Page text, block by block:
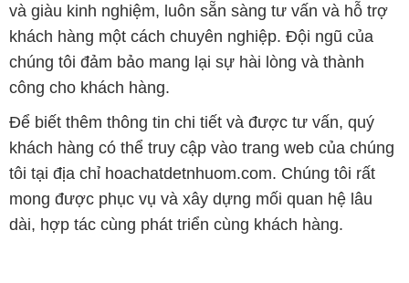
và giàu kinh nghiệm, luôn sẵn sàng tư vấn và hỗ trợ
khách hàng một cách chuyên nghiệp. Đội ngũ của
chúng tôi đảm bảo mang lại sự hài lòng và thành
công cho khách hàng.
Để biết thêm thông tin chi tiết và được tư vấn, quý
khách hàng có thể truy cập vào trang web của chúng
tôi tại địa chỉ hoachatdetnhuom.com. Chúng tôi rất
mong được phục vụ và xây dựng mối quan hệ lâu
dài, hợp tác cùng phát triển cùng khách hàng.